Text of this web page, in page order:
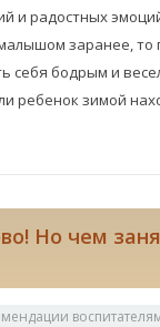
и радостных
заранее, то
себя бодрым и
ребенок зимой
Но чем